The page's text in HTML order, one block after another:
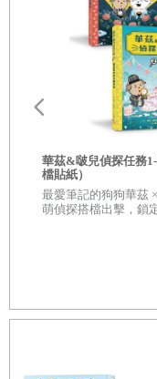
團隊數據
對足球的影響與貢獻
怎樣算貢獻？
國家隊層面
足球運動本身
華茲&啵兒偵探任務
檔貼紙）
最愛筆記的狗狗華茲
萌偵探搭檔出擊，鎖